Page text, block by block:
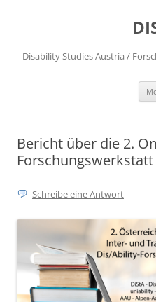
Disability Studies Austria /
Bericht über die 2.
Forschungswerkstatt
Schreibe eine Antwort